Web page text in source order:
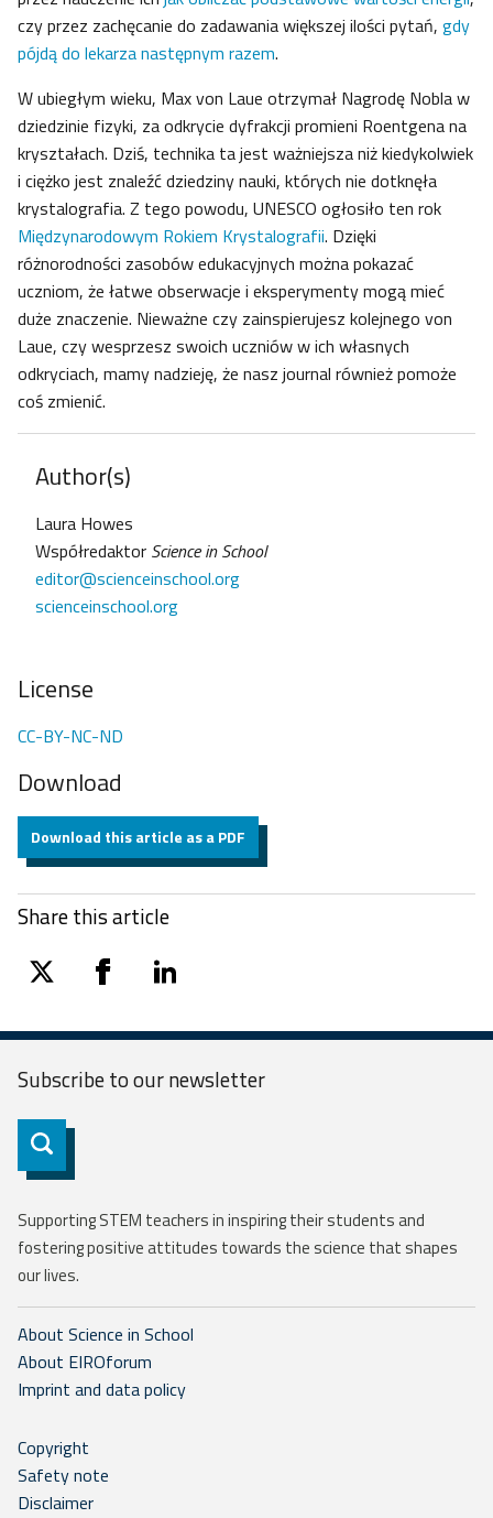
czy przez zachęcanie do zadawania większej ilości pytań, gdy
pójdą do lekarza następnym razem.
W ubiegłym wieku, Max von Laue otrzymał Nagrodę Nobla w
dziedzinie fizyki, za odkrycie dyfrakcji promieni Roentgena na
kryształach. Dziś, technika ta jest ważniejsza niż kiedykolwiek
i ciężko jest znaleźć dziedziny nauki, których nie dotknęła
krystalografia. Z tego powodu, UNESCO ogłosiło ten rok
Międzynarodowym Rokiem Krystalografii. Dzięki
różnorodności zasobów edukacyjnych można pokazać
uczniom, że łatwe obserwacje i eksperymenty mogą mieć
duże znaczenie. Nieważne czy zainspierujesz kolejnego von
Laue, czy wesprzesz swoich uczniów w ich własnych
odkryciach, mamy nadzieję, że nasz journal również pomoże
coś zmienić.
Author(s)
Laura Howes
Współredaktor Science in School
editor@scienceinschool.org
scienceinschool.org
License
CC-BY-NC-ND
Download
Download this article as a PDF
Share this article
twitter facebooklinkedin
Subscribe to ournewsletter
Subscribe
Supporting STEM teachers in inspiring their students and
fostering positive attitudes towards the science that shapes
our lives.
About Science in School
About EIROforum
Imprint and data policy
Copyright
Safety note
Disclaimer